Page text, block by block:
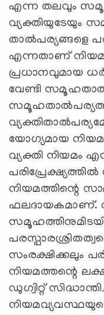
എന്ന തലവും
വ്യക്തിയുടേയും
താല്‍പര്യങ്ങളെ
എന്നതാണ്
പ്രധാനവുമായ
വേണ്ടി
യോഗ്യമായ
വ്യക്തി നിയമം
നിയമത്തിന്റെ
ഫലദായകമാണ്.
സംരക്ഷിക്കലും
നിയമത്തന്റെ
ഡുഗ്വിറ്റ്